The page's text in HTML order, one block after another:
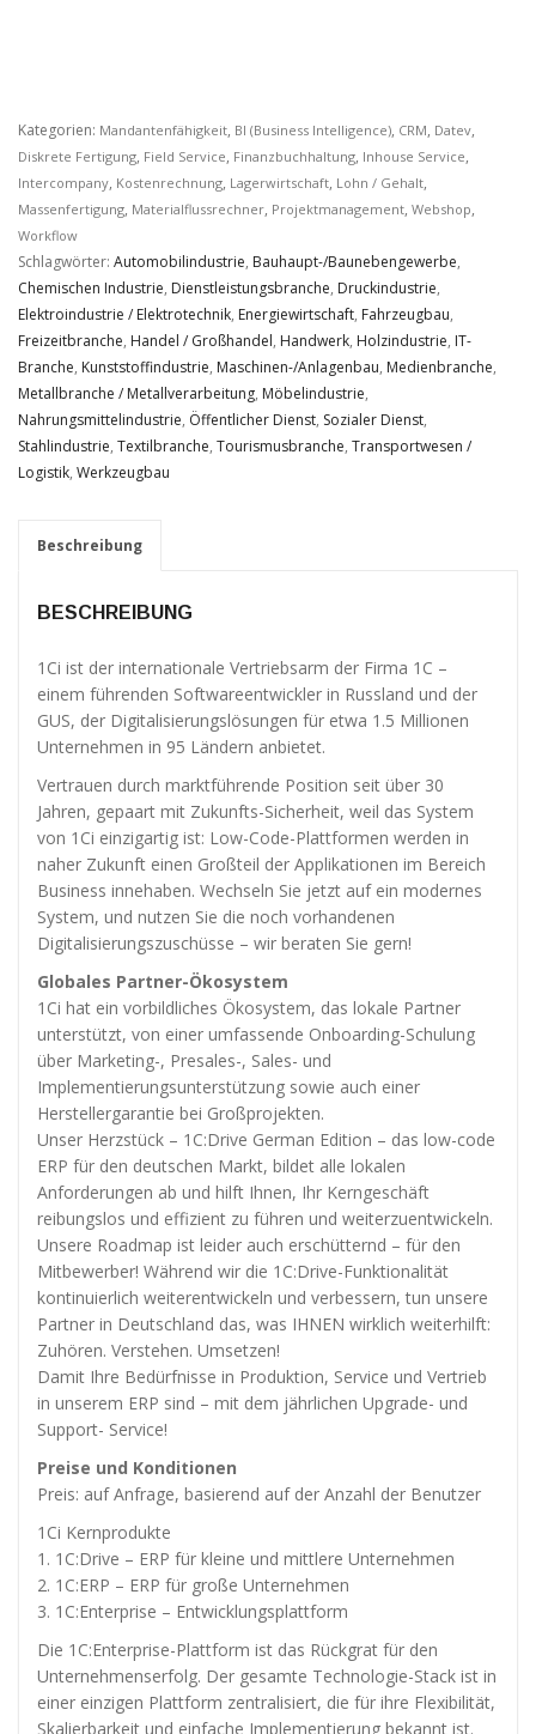
Kategorien: Mandantenfähigkeit, BI (Business Intelligence), CRM, Datev,
Diskrete Fertigung, Field Service, Finanzbuchhaltung, Inhouse Service,
Intercompany, Kostenrechnung, Lagerwirtschaft, Lohn / Gehalt,
Massenfertigung, Materialflussrechner, Projektmanagement, Webshop,
Workflow
Schlagwörter: Automobilindustrie, Bauhaupt-/Baunebengewerbe,
Chemischen Industrie, Dienstleistungsbranche, Druckindustrie,
Elektroindustrie / Elektrotechnik, Energiewirtschaft, Fahrzeugbau,
Freizeitbranche, Handel / Großhandel, Handwerk, Holzindustrie, IT-
Branche, Kunststoffindustrie, Maschinen-/Anlagenbau, Medienbranche,
Metallbranche / Metallverarbeitung, Möbelindustrie,
Nahrungsmittelindustrie, Öffentlicher Dienst, Sozialer Dienst,
Stahlindustrie, Textilbranche, Tourismusbranche, Transportwesen /
Logistik, Werkzeugbau
Beschreibung
BESCHREIBUNG
1Ci ist der internationale Vertriebsarm der Firma 1C –
einem führenden Softwareentwickler in Russland und der
GUS, der Digitalisierungslösungen für etwa 1.5 Millionen
Unternehmen in 95 Ländern anbietet.
Vertrauen durch marktführende Position seit über 30
Jahren, gepaart mit Zukunfts-Sicherheit, weil das System
von 1Ci einzigartig ist: Low-Code-Plattformen werden in
naher Zukunft einen Großteil der Applikationen im Bereich
Business innehaben. Wechseln Sie jetzt auf ein modernes
System, und nutzen Sie die noch vorhandenen
Digitalisierungszuschüsse – wir beraten Sie gern!
Globales Partner-Ökosystem
1Ci hat ein vorbildliches Ökosystem, das lokale Partner
unterstützt, von einer umfassende Onboarding-Schulung
über Marketing-, Presales-, Sales- und
Implementierungsunterstützung sowie auch einer
Herstellergarantie bei Großprojekten.
Unser Herzstück – 1C:Drive German Edition – das low-code
ERP für den deutschen Markt, bildet alle lokalen
Anforderungen ab und hilft Ihnen, Ihr Kerngeschäft
reibungslos und effizient zu führen und weiterzuentwickeln.
Unsere Roadmap ist leider auch erschütternd – für den
Mitbewerber! Während wir die 1C:Drive-Funktionalität
kontinuierlich weiterentwickeln und verbessern, tun unsere
Partner in Deutschland das, was IHNEN wirklich weiterhilft:
Zuhören. Verstehen. Umsetzen!
Damit Ihre Bedürfnisse in Produktion, Service und Vertrieb
in unserem ERP sind – mit dem jährlichen Upgrade- und
Support- Service!
Preise und Konditionen
Preis: auf Anfrage, basierend auf der Anzahl der Benutzer
1Ci Kernprodukte
1. 1C:Drive – ERP für kleine und mittlere Unternehmen
2. 1C:ERP – ERP für große Unternehmen
3. 1C:Enterprise – Entwicklungsplattform
Die 1C:Enterprise-Plattform ist das Rückgrat für den
Unternehmenserfolg. Der gesamte Technologie-Stack ist in
einer einzigen Plattform zentralisiert, die für ihre Flexibilität,
Skalierbarkeit und einfache Implementierung bekannt ist.
Verbesserung
unseres Angebots
technische
Probleme schnell
zu erkennen und
zu beheben.
Erfahrungen
Diese
Cookies
werden
benötigt,
damit unsere
Website
Besuchs so
funktioniert.
diese
Cookies
ablehnen,
werden
einige
Funktionen
auf der
Website
nicht mehr
verfügbar
sein.
Marketing
„Marketing Cookies“
ermöglichen es uns,
die Anzeige
personalisierter
Inhalte durch
Erfassen und
Analysieren Ihres
Nutzungsverhaltens.
Dies erfolgt auch
außerhalb unserer
Websites, indem
diese Cookies Ihnen
folgen können.
Dabei werden auch
Drittanbietern (wie
z. B. Facebook oder
Google) eingesetzt
und
(pseudonymisierte)
Surfverhaltens an
diese
von ihnen
ausgewertet und
weiterverwendet.